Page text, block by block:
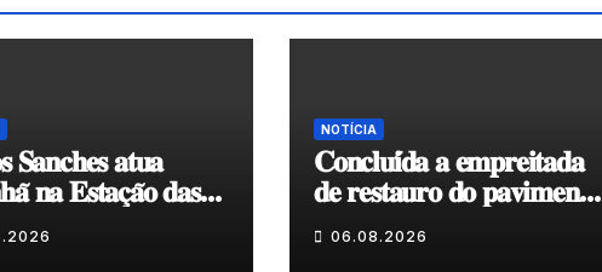
𝐒𝐚𝐧𝐜𝐡𝐞𝐬 𝐚𝐭𝐮𝐚
𝐧𝐚 𝐄𝐬𝐭𝐚𝐜̧𝐚̃𝐨 𝐝𝐚𝐬
NOTÍCIA
𝐂𝐨𝐧𝐜𝐥𝐮𝐢́𝐝𝐚 𝐚 𝐞𝐦𝐩𝐫𝐞𝐢𝐭𝐚𝐝𝐚
𝐝𝐞 𝐫𝐞𝐬𝐭𝐚𝐮𝐫𝐨 𝐝𝐨 𝐩𝐚𝐯𝐢𝐦𝐞𝐧𝐭𝐨
𝐞𝐧𝐯𝐨𝐥𝐯𝐞𝐧𝐭𝐞 𝐚̀ 𝐂𝐚𝐩𝐞𝐥𝐚 𝐝𝐞
𝐂𝐨𝐯𝐚𝐬
06.08.2026